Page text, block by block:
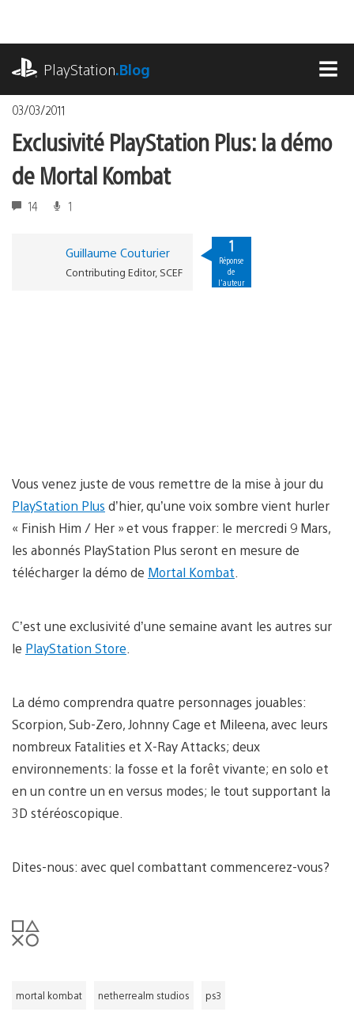
contenu
PlayStation.Blog
03/03/2011
Exclusivité PlayStation Plus: la démo
de Mortal Kombat
14 1
Guillaume Couturier
Contributing Editor, SCEF
1
Réponse
de
l'auteur
Vous venez juste de vous remettre de la mise à jour du
PlayStation Plus d’hier, qu’une voix sombre vient hurler
« Finish Him / Her » et vous frapper: le mercredi 9 Mars,
les abonnés PlayStation Plus seront en mesure de
télécharger la démo de Mortal Kombat
C’est une exclusivité d’une semaine avant les autres sur
le PlayStation Store
La démo comprendra quatre personnages jouables:
Scorpion, Sub-Zero, Johnny Cage et Mileena, avec leurs
nombreux Fatalities et X-Ray Attacks; deux
environnements: la fosse et la forêt vivante; en solo et
en un contre un en versus modes; le tout supportant la
3D stéréoscopique.
Dites-nous: avec quel combattant commencerez-vous?
mortal kombat netherrealm studios ps3